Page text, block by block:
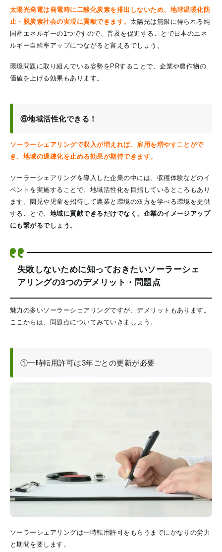
太陽光発電は発電時に二酸化炭素を排出しないため、地球温暖化防
止・脱炭素社会の実現に貢献できます。 太陽光は無限に得られる純
国産エネルギーの1つですので、普及を促進することで日本のエネ
ルギー自給率アップにつながると言えるでしょう。
環境問題に取り組んでいる姿勢をPRすることで、企業や農作物の
価値を上げる効果もあります。
⑥地域活性化できる！
ソーラーシェアリングで収入が増えれば、雇用を増やすことがで
き、地域の過疎化を止める効果が期待できます。
ソーラーシェアリングを導入した企業の中には、収穫体験などのイ
ベントを実施することで、地域活性化を目指しているところもあり
ます。園児や児童を招待して農業と環境の双方を学べる環境を提供
することで、 地域に貢献できるだけでなく、企業のイメージアップ
にも繋がるでしょう。
失敗しないために知っておきたいソーラーシェ
アリングの3つのデメリット・問題点
魅力の多いソーラーシェアリングですが、デメリットもあります。
ここからは、問題点についてみていきましょう。
①一時転用許可は3年ごとの更新が必要
ソーラーシェアリングは一時転用許可をもらうまでにかなりの労力
と期間を要します。